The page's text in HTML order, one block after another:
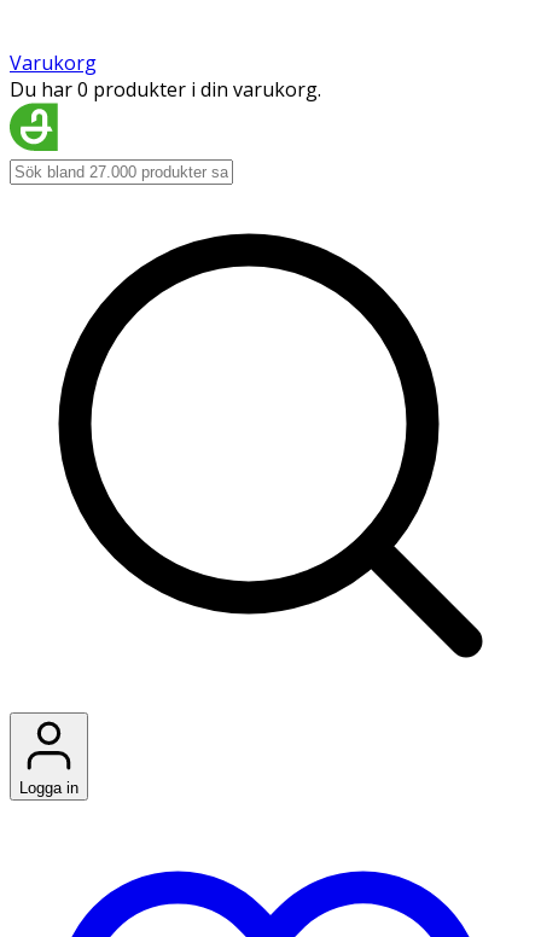
Varukorg
Du har 0 produkter i din varukorg.
Logga in